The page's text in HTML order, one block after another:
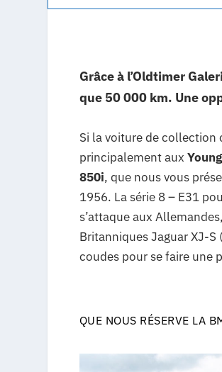
Grâce à l’Oldtimer
que 50 000 km. Une
Si la voiture de collection
principalement aux
850i, que nous vous
1956. La série 8 – E31
s’attaque aux
Britanniques Jaguar XJ-S
coudes pour se faire une
QUE NOUS RÉSERVE LA